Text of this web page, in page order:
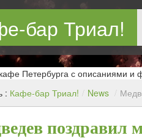
бар Триал!
кафе в Новокосино,
Петербурга с описаниями
: Кафе-бар Триал! / News /
поздравил